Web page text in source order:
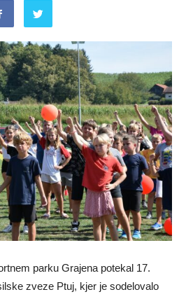
parku Grajena potekal 17.
zveze Ptuj, kjer je sodelovalo